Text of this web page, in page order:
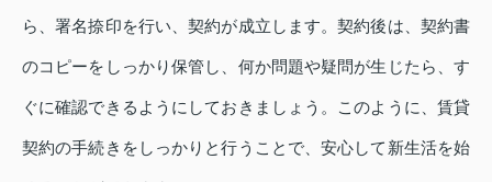
ら、署名捺印を行い、契約が成立します。契約後は、契約書
のコピーをしっかり保管し、何か問題や疑問が生じたら、す
ぐに確認できるようにしておきましょう。このように、賃貸
契約の手続きをしっかりと行うことで、安心して新生活を始